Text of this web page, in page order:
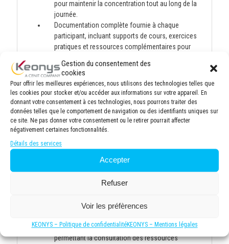
Gestion du consentement des
cookies
Pour offrir les meilleures expériences, nous utilisons des technologies telles que
les cookies pour stocker et/ou accéder aux informations sur votre appareil. En
donnant votre consentement à ces technologies, nous pourrons traiter des
données telles que le comportement de navigation ou des identifiants uniques sur
ce site. Ne pas donner votre consentement ou le retirer pourrait affecter
négativement certaines fonctionnalités.
Détails des services
Accepter
Refuser
Voir les préfèrences
KEONYS – Politique de confidentialitéKEONYS – Mentions légales
pour maintenir la concentration tout au long de la
journée.
Documentation complète fournie à chaque
participant, incluant supports de cours, exercices
pratiques et ressources complémentaires pour
Moyens et supports pédagogiques
Méthodologie pédagogique équilibrée, alliant
apports théoriques et mises en situation pratiques.
Alternance de sessions théoriques et travaux
pratiques simulant des projets professionnels pour
développer des compétences applicables en milieu
de travail.
Documentation pédagogique exhaustive (formats
synthèses thématiques et des exercices
e-learning durant et à la suite de la formation
permettant la consultation des ressources